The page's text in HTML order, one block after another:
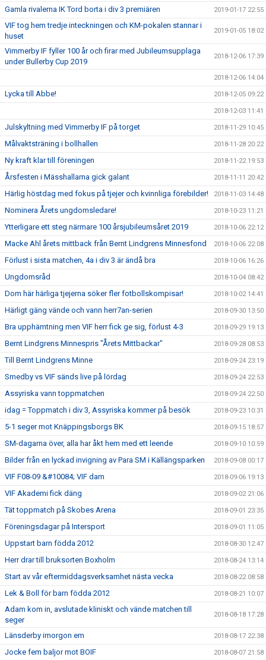
Gamla rivalerna IK Tord borta i div 3 premiären 2019-01-17 22:55
VIF tog hem tredje inteckningen och KM-pokalen stannar i
huset
2019-01-05 18:02
Vimmerby IF fyller 100 år och firar med Jubileumsupplaga
under Bullerby Cup 2019
2018-12-06 17:39
2018-12-06 14:04
Lycka till Abbe! 2018-12-05 09:22
2018-12-03 11:41
Julskyltning med Vimmerby IF på torget 2018-11-29 10:45
Målvaktsträning i bollhallen 2018-11-28 20:22
Ny kraft klar till föreningen 2018-11-22 19:53
Årsfesten i Mässhallarna gick galant 2018-11-11 20:42
Härlig höstdag med fokus på tjejer och kvinnliga förebilder! 2018-11-03 14:48
Nominera Årets ungdomsledare! 2018-10-23 11:21
Ytterligare ett steg närmare 100 årsjubileumsåret 2019 2018-10-06 22:12
Macke Ahl årets mittback från Bernt Lindgrens Minnesfond 2018-10-06 22:08
Förlust i sista matchen, 4a i div 3 är ändå bra 2018-10-06 16:26
Ungdomsråd 2018-10-04 08:42
Dom här härliga tjejerna söker fler fotbollskompisar! 2018-10-02 14:41
Härligt gäng vände och vann herr7an-serien 2018-09-30 13:50
Bra upphämtning men VIF herr fick ge sig, förlust 4-3 2018-09-29 19:13
Bernt Lindgrens Minnespris "Årets Mittbackar" 2018-09-28 08:53
Till Bernt Lindgrens Minne 2018-09-24 23:19
Smedby vs VIF sänds live på lördag 2018-09-24 22:53
Assyriska vann toppmatchen 2018-09-24 22:50
idag = Toppmatch i div 3, Assyriska kommer på besök 2018-09-23 10:31
5-1 seger mot Knäppingsborgs BK 2018-09-15 18:57
SM-dagarna över, alla har åkt hem med ett leende 2018-09-10 10:59
Bilder från en lyckad invigning av Para SM i Källängsparken 2018-09-08 00:17
VIF F08-09 &#10084; VIF dam 2018-09-06 19:13
VIF Akademi fick däng 2018-09-02 21:06
Tät toppmatch på Skobes Arena 2018-09-01 23:35
Föreningsdagar på Intersport 2018-09-01 11:05
Uppstart barn födda 2012 2018-08-30 12:47
Herr drar till bruksorten Boxholm 2018-08-24 13:14
Start av vår eftermiddagsverksamhet nästa vecka 2018-08-22 08:58
Lek & Boll för barn födda 2012 2018-08-21 10:07
Adam kom in, avslutade kliniskt och vände matchen till
seger
2018-08-18 17:28
Länsderby imorgon em 2018-08-17 22:38
Jocke fem baljor mot BOIF 2018-08-07 21:58